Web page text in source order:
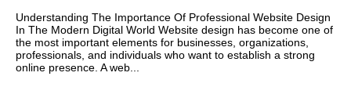
Understanding The Importance Of Professional Website Design
In The Modern Digital World Website design has become one of
the most important elements for businesses, organizations,
professionals, and individuals who want to establish a strong
online presence. A web...